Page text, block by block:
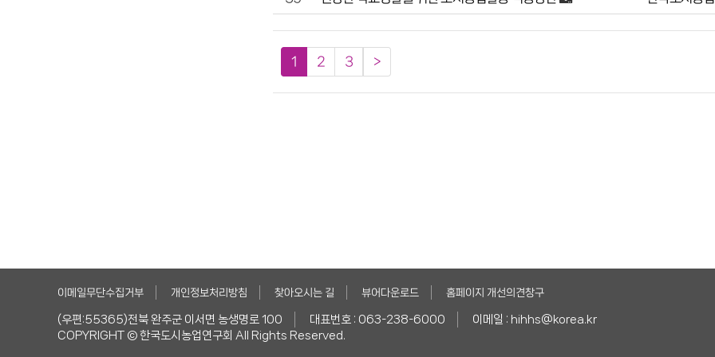
1 2 3 >
이메일무단수집거부 개인정보처리방침 찾아오시는 길 뷰어다운로드 홈페이지 개선의견창구
(우편:55365)전북 완주군 이서면 농생명로 100 대표번호 : 063-238-6000
이메일 : hihhs@korea.kr
COPYRIGHT © 한국도시농업연구회 All Rights Reserved.